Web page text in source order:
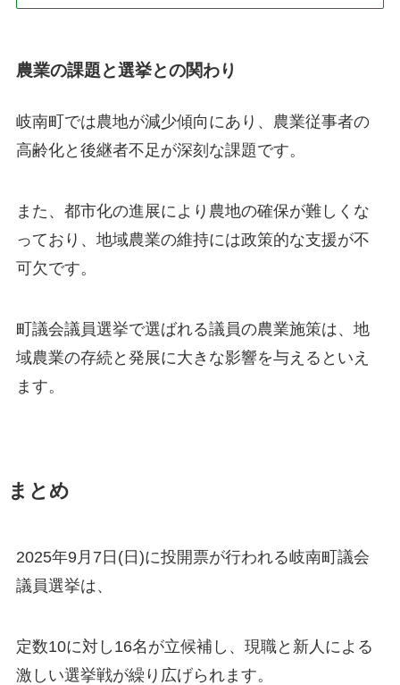
農業の課題と選挙との関わり
岐南町では農地が減少傾向にあり、農業従事者の
高齢化と後継者不足が深刻な課題です。
また、都市化の進展により農地の確保が難しくな
っており、地域農業の維持には政策的な支援が不
可欠です。
町議会議員選挙で選ばれる議員の農業施策は、地
域農業の存続と発展に大きな影響を与えるといえ
ます。
まとめ
2025年9月7日(日)に投開票が行われる岐南町議会
議員選挙は、
定数10に対し16名が立候補し、現職と新人による
激しい選挙戦が繰り広げられます。